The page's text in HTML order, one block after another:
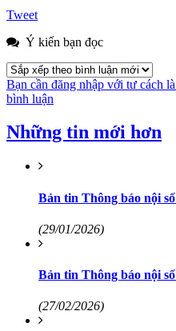
Tweet
Ý kiến bạn đọc
Bạn cần đăng nhập với tư cách là
bình luận
Những tin mới hơn
Bản tin Thông báo nội
(29/01/2026)
Bản tin Thông báo nội
(27/02/2026)